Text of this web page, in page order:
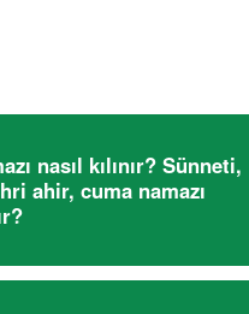
nasıl kılınır? Sünneti,
ahir, cuma namazı